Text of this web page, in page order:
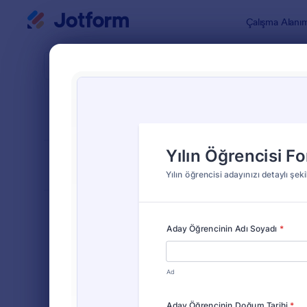
Çalışma
Klasik